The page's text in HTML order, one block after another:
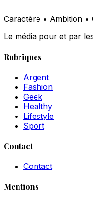
Caractère • Ambition •
Le média pour et par
Rubriques
Argent
Fashion
Geek
Healthy
Lifestyle
Sport
Contact
Contact
Mentions